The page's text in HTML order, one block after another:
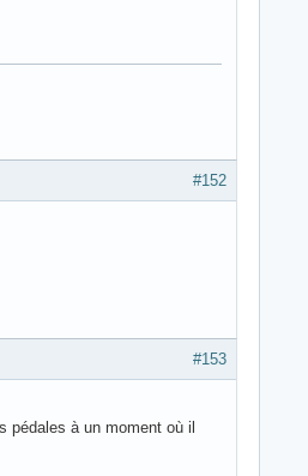
#152
#153
pédales à un moment où il